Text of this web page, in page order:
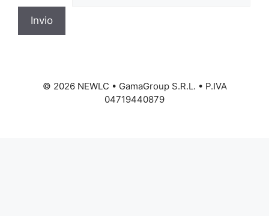
© 2026NEWLC • GamaGroup S.R.L. • P.IVA
04719440879